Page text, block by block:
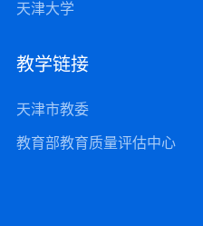
天津大学
教学链接
天津市教委
教育部教育质量评估中心